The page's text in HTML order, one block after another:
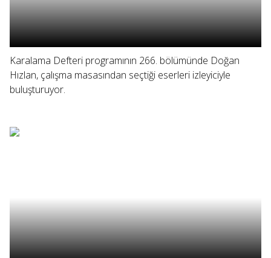
Karalama Defteri programının 266. bölümünde Doğan
Hızlan, çalışma masasından seçtiği eserleri izleyiciyle
buluşturuyor.